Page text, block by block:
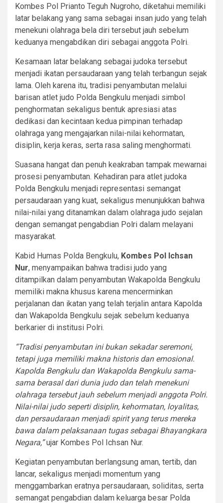
Kombes Pol Prianto Teguh Nugroho, diketahui memiliki
latar belakang yang sama sebagai insan judo yang telah
menekuni olahraga bela diri tersebut jauh sebelum
keduanya mengabdikan diri sebagai anggota Polri.
Kesamaan latar belakang sebagai judoka tersebut
menjadi ikatan persaudaraan yang telah terbangun sejak
lama. Oleh karena itu, tradisi penyambutan melalui
barisan atlet judo Polda Bengkulu menjadi simbol
penghormatan sekaligus bentuk apresiasi atas
dedikasi dan kecintaan kedua pimpinan terhadap
olahraga yang mengajarkan nilai-nilai kehormatan,
disiplin, kerja keras, serta rasa saling menghormati.
Suasana hangat dan penuh keakraban tampak mewarnai
prosesi penyambutan. Kehadiran para atlet judoka
Polda Bengkulu menjadi representasi semangat
persaudaraan yang kuat, sekaligus menunjukkan bahwa
nilai-nilai yang ditanamkan dalam olahraga judo sejalan
dengan semangat pengabdian Polri dalam melayani
masyarakat.
Kabid Humas Polda Bengkulu, Kombes Pol Ichsan
Nur, menyampaikan bahwa tradisi judo yang
ditampilkan dalam penyambutan Wakapolda Bengkulu
memiliki makna khusus karena mencerminkan
perjalanan dan ikatan yang telah terjalin antara Kapolda
dan Wakapolda Bengkulu sejak sebelum keduanya
berkarier di institusi Polri.
“Tradisi penyambutan ini bukan sekadar seremoni,
tetapi juga memiliki makna historis dan emosional.
Kapolda Bengkulu dan Wakapolda Bengkulu sama-
sama berasal dari dunia judo dan telah menekuni
olahraga tersebut jauh sebelum menjadi anggota Polri.
Nilai-nilai judo seperti disiplin, kehormatan, loyalitas,
dan persaudaraan menjadi spirit yang terus mereka
bawa dalam pelaksanaan tugas sebagai Bhayangkara
Negara,”ujar Kombes Pol Ichsan Nur.
Kegiatan penyambutan berlangsung aman, tertib, dan
lancar, sekaligus menjadi momentum yang
menggambarkan eratnya persaudaraan, soliditas, serta
semangat pengabdian dalam keluarga besar Polda